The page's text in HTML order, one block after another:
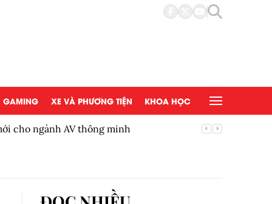
GAMING XE VÀ PHƯƠNG TIỆN KHOA HỌC
cho ngành AV thông minh